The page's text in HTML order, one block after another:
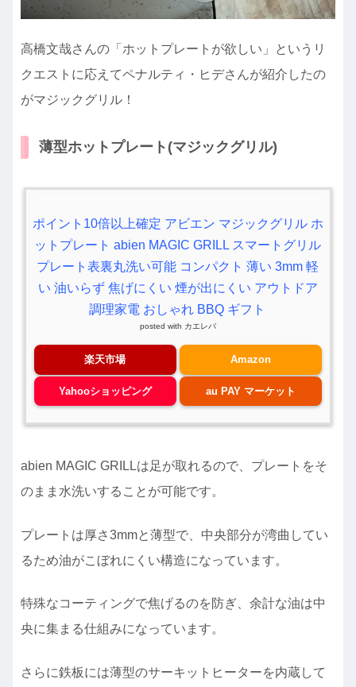
高橋文哉さんの「ホットプレートが欲しい」というリ
クエストに応えてペナルティ・ヒデさんが紹介したの
がマジックグリル！
薄型ホットプレート(マジックグリル)
ポイント10倍以上確定 アビエン マジックグリル ホ
ットプレート abien MAGIC GRILL スマートグリル
プレート表裏丸洗い可能 コンパクト 薄い 3mm 軽
い 油いらず 焦げにくい 煙が出にくい アウトドア
調理家電 おしゃれ BBQ ギフト
posted with カエレバ
楽天市場 Amazon
Yahooショッピング au PAY マーケット
abien MAGIC GRILLは足が取れるので、プレートをそ
のまま水洗いすることが可能です。
プレートは厚さ3mmと薄型で、中央部分が湾曲してい
るため油がこぼれにくい構造になっています。
特殊なコーティングで焦げるのを防ぎ、余計な油は中
央に集まる仕組みになっています。
さらに鉄板には薄型のサーキットヒーターを内蔵して